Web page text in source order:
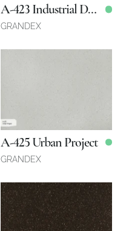
A-423 Industrial Draft
GRANDEX
A-425 Urban Project
GRANDEX
3680 x 760 x 12 мм